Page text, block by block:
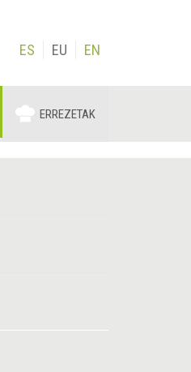
ES EU EN
ERREZETAK